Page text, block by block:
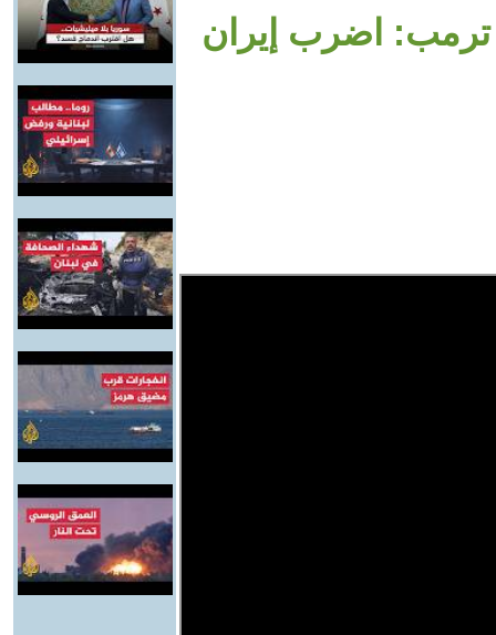
ترمب: اضرب إيران